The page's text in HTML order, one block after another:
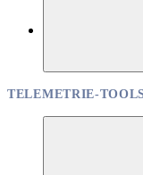
TELEMETRIE-TOOLS